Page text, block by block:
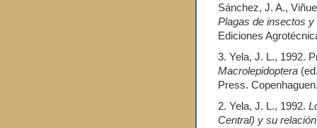
Sánchez, J. A.,
Plagas de insectos
Ediciones
3. Yela, J. L., 1992.
Macrolepidoptera
Press.
2. Yela, J. L., 1992.
Central) y su